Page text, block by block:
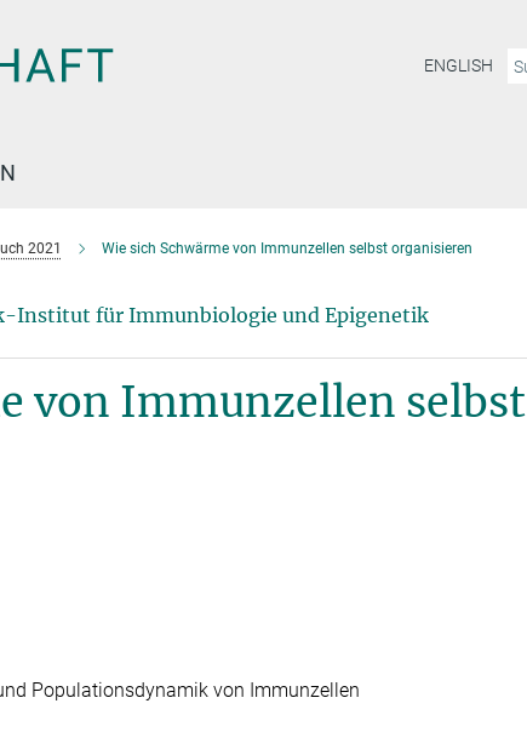
ENGLISH
2021 Wie sich Schwärme von Immunzellen selbst organisieren
Institut für Immunbiologie und Epigenetik
von Immunzellen selbst
Populationsdynamik von Immunzellen